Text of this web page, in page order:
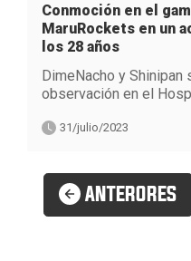
Conmoción en el
MaruRockets en un
los 28 años
DimeNacho y Shinipan
observación en el
31/julio/2023
ANTERORES